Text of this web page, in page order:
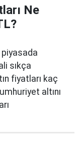
Ne
piyasada
sıkça
fiyatları kaç
altını